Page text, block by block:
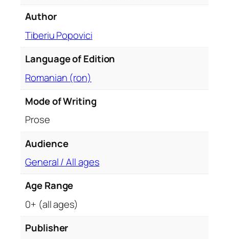
R
m
a
i
Author
Tiberiu Popovici
Language of Edition
Romanian (ron)
Mode of Writing
Prose
Audience
General / All ages
Age Range
0+ (all ages)
Publisher